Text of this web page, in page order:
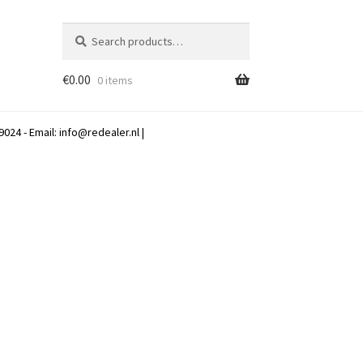
for:
€0.00 0 items
- Email: info@redealer.nl|